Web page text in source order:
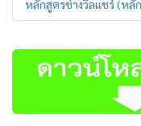
หลักสูตรช่างวีลแชร์ (หลั